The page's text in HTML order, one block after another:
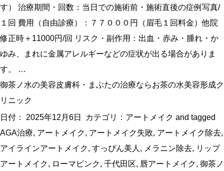
す） 治療期間・回数：当日での施術前・施術直後の症例写真/
１回 費用（自由診療）：７７０００円（眉毛１回料金）他院
修正時＋11000円/回 リスク・副作用：出血・赤み・腫れ・か
ゆみ、まれに金属アレルギーなどの症状が出る場合がありま
す。 …
御茶ノ水の美容皮膚科・まぶたの治療ならお茶の水美容形成ク
リニック
日付： 2025年12月6日 カテゴリ： アートメイク and tagged
AGA治療, アートメイク, アートメイク失敗, アートメイク除去,
アイラインアートメイク, すっぴん美人 , メラニン除去, リップ
アートメイク, ローマピンク, 千代田区, 唇アートメイク, 御茶ノ